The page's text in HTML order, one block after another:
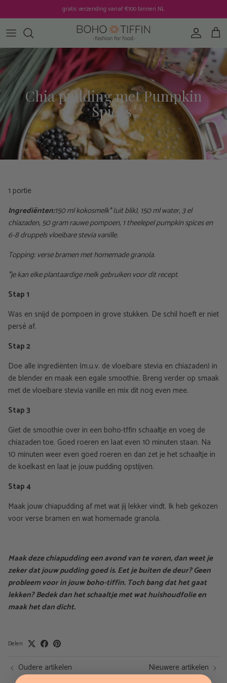
gratis verzending vanaf €100 binnen NL
Account
Chia pudding met Pumpkin
Spices
1 portie
Ingrediënten:150 ml kokosmelk* (uit blik), 150 ml water, 3 el
chiazaden, 50 gram rauwe pompoen, 1 theelepel pumpkin spices en
6-8 druppels vloeibare stevia vanille.
Topping: verse bramen met homemade granola.
*je kan elke plantaardige melk gebruiken voor dit recept.
Stap 1
Was en snijd de pompoen in grove stukken. De schil hoeft er niet
persé af.
Stap 2
Doe alle ingrediënten (m.u.v. de vloeibare stevia en chiazaden) in
de blender en maak een egale smoothie. Breng verder op smaak
met de vloeibare stevia vanille en mix dit nog even mee.
Stap 3
Giet de smoothie over in een boho-tffin schaaltje en voeg de
chiazaden toe. Goed roeren en laat even 10 minuten staan. Na
10 minuten weer even goed roeren en dan zet je het schaaltje in
de koelkast en laat je jouw pudding opstijven.
Stap 4
Maak jouw chiapudding af met wat jij lekker vindt. Ik heb gekozen
voor verse bramen en wat homemade granola.
Maak deze chiapudding een avond van te voren, dan weet je
zeker dat jouw pudding goed is. Eet je buiten de deur? Geen
probleem voor in jouw boho-tiffin. Toch bang dat het gaat
lekken? Bedek dan het schaaltje met wat huishoudfolie en
maak het dan dicht.
Delen
Oudere artikelen
Nieuwere artikelen